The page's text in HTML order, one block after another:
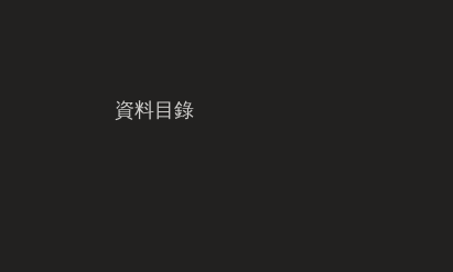
資料目錄